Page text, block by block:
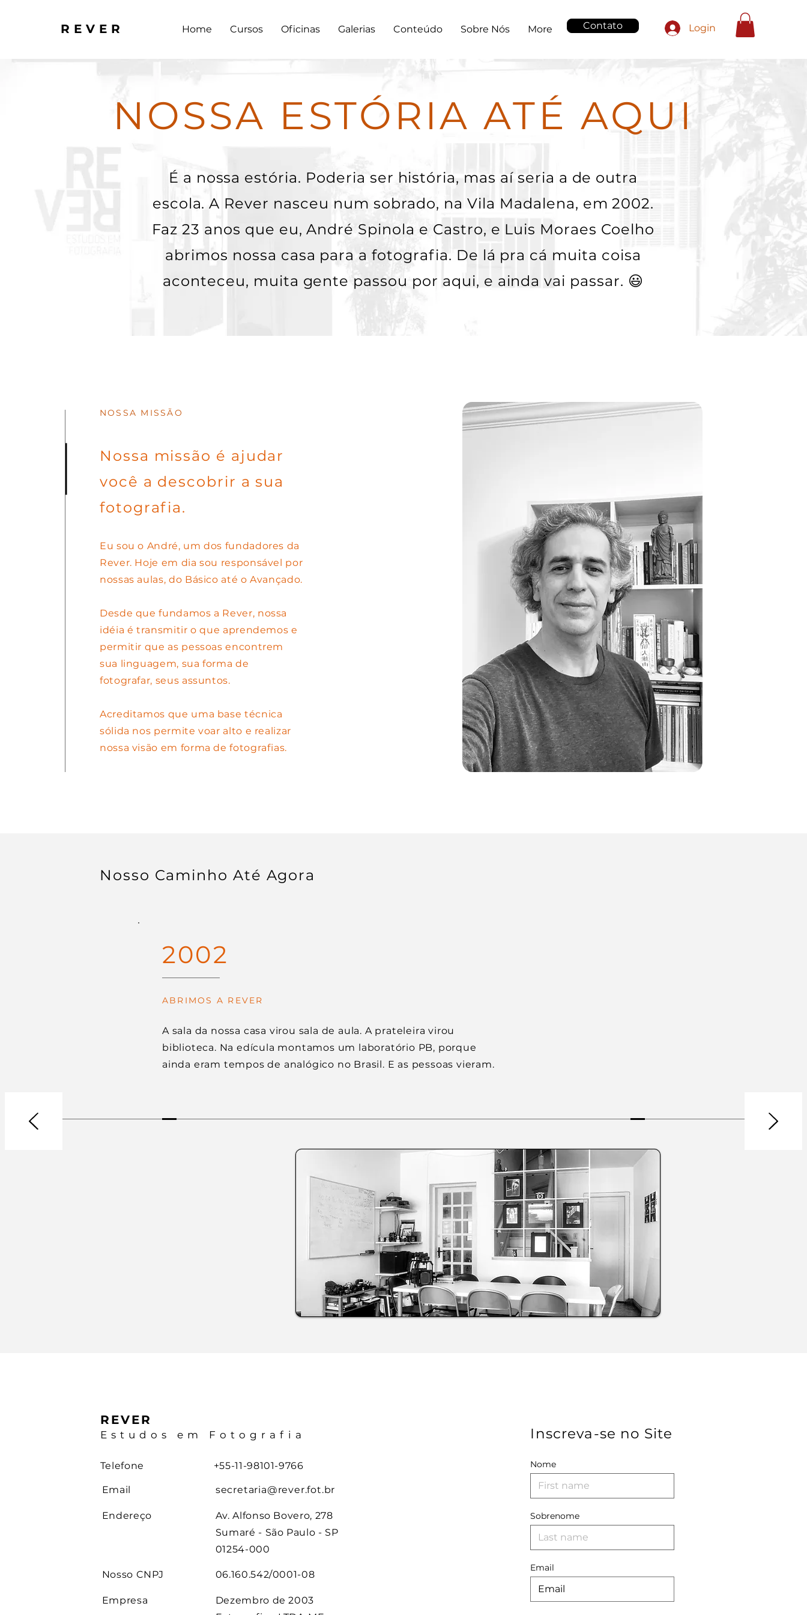
REVER Home Cursos Oficinas Galerias Conteúdo Sobre Nós More Contato Login
NOSSA ESTÓRIA ATÉ AQUI
É a nossa estória. Poderia ser história, mas aí seria a de outra
escola. A Rever nasceu num sobrado, na Vila Madalena, em 2002.
Faz 23 anos que eu, André Spinola e Castro, e Luis Moraes Coelho
abrimos nossa casa para a fotografia. De lá pra cá muita coisa
aconteceu, muita gentepassou por aqui, e ainda vai passar. 😃
NOSSA MISSÃO
Nossa missão é ajudar
você a descobrir a sua
fotografia.
Eu sou o André, um dos fundadores da
Rever. Hoje em dia sou responsável por
nossas aulas, do Básico até o Avançado.
Desde que fundamos a Rever, nossa
idéia é transmitir o que aprendemos e
permitir que as pessoas encontrem
sua linguagem, sua forma de
fotografar, seus assuntos.
Acreditamos que uma base técnica
sólida nos permite voar alto e realizar
nossa visão em forma de fotografias.
Nosso Caminho Até Agora
2002
ABRIMOS A REVER
A sala da nossa casa virou sala de aula. A prateleira virou
biblioteca. Na edícula montamos um laboratório PB, porque
ainda eram tempos de analógico no Brasil. E as pessoas vieram.
REVER
Estudos em Fotografia
Telefone
Email
Endereço
Nosso CNPJ
Empresa
+55-11-98101-9766
secretaria@rever.fot.br
Av. Alfonso Bovero, 278
Sumaré - São Paulo - SP
01254-000
06.160.542/0001-08
Dezembro de 2003
Inscreva-se no Site
Nome
Sobrenome
Email